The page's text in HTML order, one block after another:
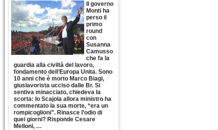
Il governo
Monti ha
perso il
primo
round
con
Susanna
Camusso
che fa la
guardia alla civiltà del lavoro,
fondamento dell’Europa Unita. Sono
10 anni che è morto Marco Biagi,
giuslavorista ucciso dalle Br. Si
sentiva minacciato, chiedeva la
scorta: lo Scajola allora ministro ha
commentato la sua morte, “era un
rompicoglioni”. Rinasce l’odio di
quei giorni? Risponde Cesare
Melloni, …